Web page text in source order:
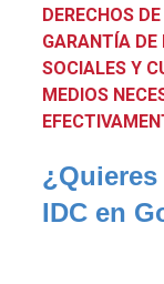
DERECHOS
GARANTÍA DE
SOCIALES Y
MEDIOS
IDC en